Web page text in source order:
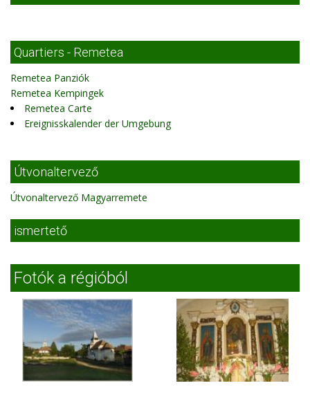
Quartiers - Remetea
Remetea Panziók
Remetea Kempingek
Remetea Carte
Ereignisskalender der Umgebung
Útvonaltervező
Útvonaltervező Magyarremete
ismertető
Fotók a régióból